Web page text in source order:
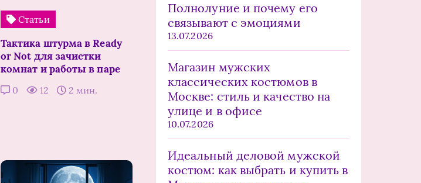
Статьи
Тактика штурма в Ready
or Not для зачистки
комнат и работы в паре
0 12 2 мин.
Полнолуние и почему его
связывают с эмоциями
13.07.2026
Магазин мужских
классических костюмов в
Москве: стиль и качество на
улице и в офисе
10.07.2026
Идеальный деловой мужской
костюм: как выбрать и купить в